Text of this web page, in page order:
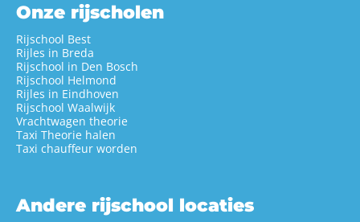
Onze rijscholen
Rijschool Best
Rijles in Breda
Rijschool in Den Bosch
Rijschool Helmond
Rijles in Eindhoven
Rijschool Waalwijk
Vrachtwagen theorie
Taxi Theorie halen
Taxi chauffeur worden
Andere rijschool locaties